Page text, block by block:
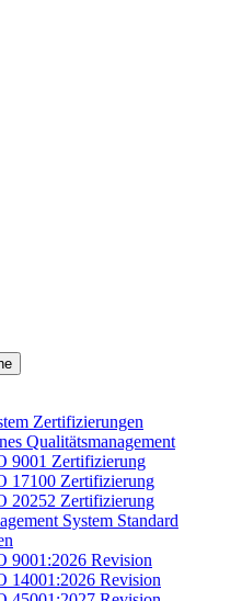
Zertifizierungen
Qualitätsmanagement
9001 Zertifizierung
17100 Zertifizierung
20252 Zertifizierung
System Standard
9001:2026 Revision
14001:2026 Revision